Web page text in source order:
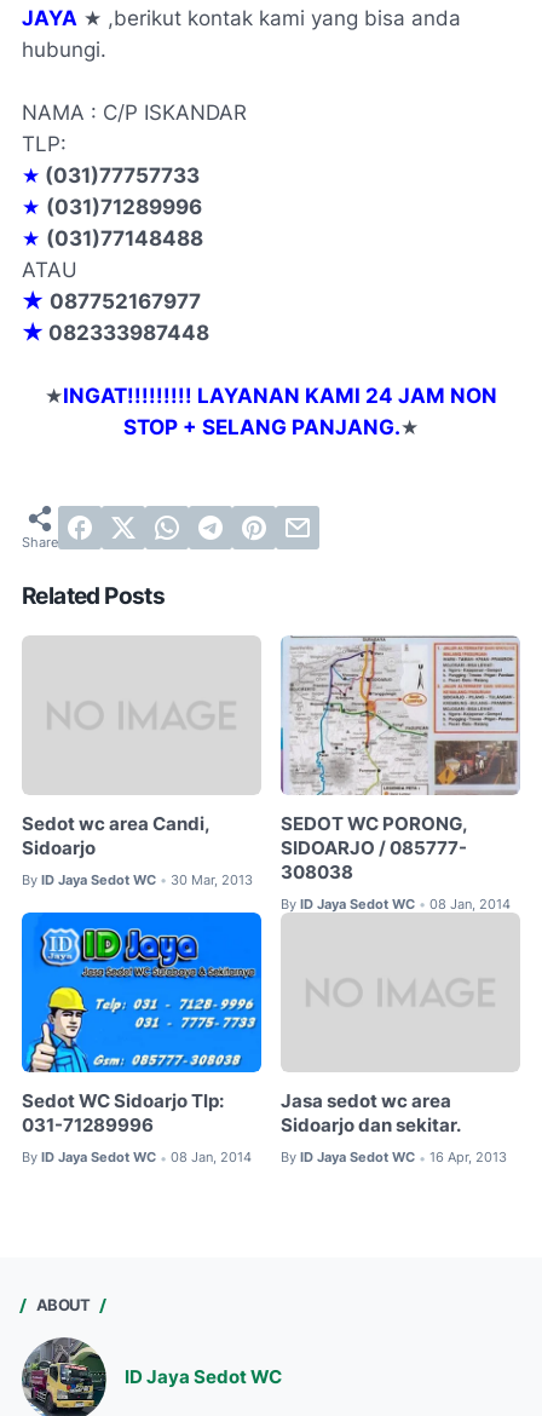
JAYA ★ ,berikut kontak kami yang bisa anda
hubungi.
NAMA : C/P ISKANDAR
TLP:
★ (031)77757733
★ (031)71289996
★ (031)77148488
ATAU
★ 087752167977
★ 082333987448
★INGAT!!!!!!!!! LAYANAN KAMI 24 JAM NON
STOP + SELANG PANJANG.★
Related Posts
Sedot wc area Candi,
Sidoarjo
By ID Jaya Sedot WC • 30 Mar, 2013
SEDOT WC PORONG,
SIDOARJO / 085777-
308038
By ID Jaya Sedot WC • 08 Jan, 2014
Sedot WC Sidoarjo Tlp:
031-71289996
By ID Jaya Sedot WC • 08 Jan, 2014
Jasa sedot wc area
Sidoarjo dan sekitar.
By ID Jaya Sedot WC • 16 Apr, 2013
ABOUT
ID Jaya Sedot WC